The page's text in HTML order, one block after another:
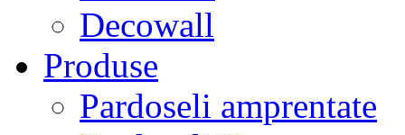
Decowall
Produse
Pardoseli amprentate